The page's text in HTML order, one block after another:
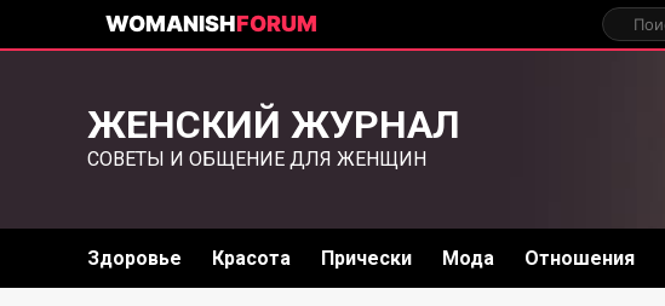
WOMANISHFORUM
ЖЕНСКИЙ ЖУРНАЛ
СОВЕТЫ И ОБЩЕНИЕ ДЛЯ ЖЕНЩИН
Здоровье Красота Прически Мода Отношения